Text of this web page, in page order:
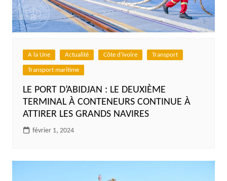
A la Une Actualité Côte d'Ivoire Transport
Transport maritime
LE PORT D’ABIDJAN : LE DEUXIÈME
TERMINAL À CONTENEURS CONTINUE À
ATTIRER LES GRANDS NAVIRES
février 1, 2024